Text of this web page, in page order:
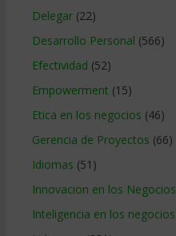
Delegar(22)
Desarrollo Personal (566)
Efectividad (52)
Empowerment (15)
Etica en los negocios (46)
Gerencia de Proyectos (66)
Idiomas (51)
Innovacion en los Negocios
Inteligencia en los negocios